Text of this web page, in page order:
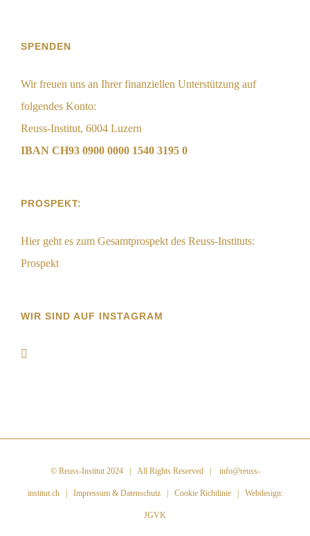
SPENDEN
Wir freuen uns an Ihrer finanziellen Unterstützung auf
folgendes Konto:
Reuss-Institut, 6004 Luzern
IBAN CH93 0900 0000 1540 3195 0
PROSPEKT:
Hier geht es zum Gesamtprospekt des Reuss-Instituts:
Prospekt
WIR SIND AUF INSTAGRAM
© Reuss-Institut 2024| All Rights Reserved | info@reuss-
institut.ch| Impressum & Datenschutz| Cookie Richtlinie| Webdesign:
JGVK